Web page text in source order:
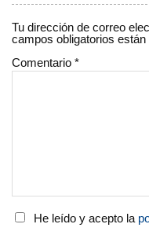
Tu dirección de correo
campos obligatorios
Comentario*
He leído y acepto la